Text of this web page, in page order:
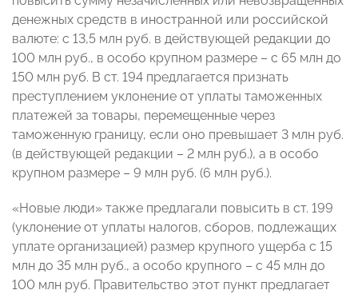
денежных средств в иностранной или российской
валюте: с 13,5 млн руб. в действующей редакции до
100 млн руб., в особо крупном размере – с 65 млн до
150 млн руб. В ст. 194 предлагается признать
преступлением уклонение от уплаты таможенных
платежей за товары, перемещенные через
таможенную границу, если оно превышает 3 млн руб.
(в действующей редакции – 2 млн руб.), а в особо
крупном размере – 9 млн руб. (6 млн руб.).
«Новые люди» также предлагали повысить в ст. 199
(уклонение от уплаты налогов, сборов, подлежащих
уплате организацией) размер крупного ущерба с 15
млн до 35 млн руб., а особо крупного – с 45 млн до
100 млн руб. Правительство этот пункт предлагает